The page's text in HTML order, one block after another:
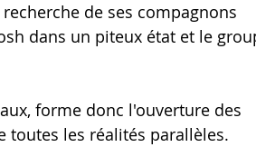
de ses compagnons
dans un piteux état et le
forme donc l'ouverture des
toutes les réalités parallèles.